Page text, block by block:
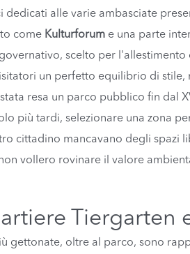
dedicati alle varie ambasciate
come Kulturforum e una parte
scelto per
un perfetto equilibrio di stile,
resa un parco pubblico fin dal
più tardi, selezionare una zona
cittadino mancavano degli spazi
vollero rovinare il valore
Tiergarten
gettonate, oltre al parco, sono